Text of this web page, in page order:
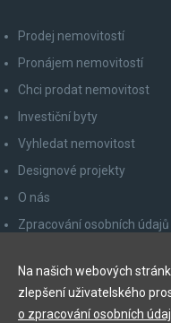
Prodej nemovitostí
Pronájem nemovitostí
Chci prodat nemovitost
Investiční byty
Vyhledat nemovitost
Designové projekty
O nás
Zpracování osobních údajů
Odhlášení z newsletteru
Na našich webových
zlepšení uživatelského
o zpracování osobních